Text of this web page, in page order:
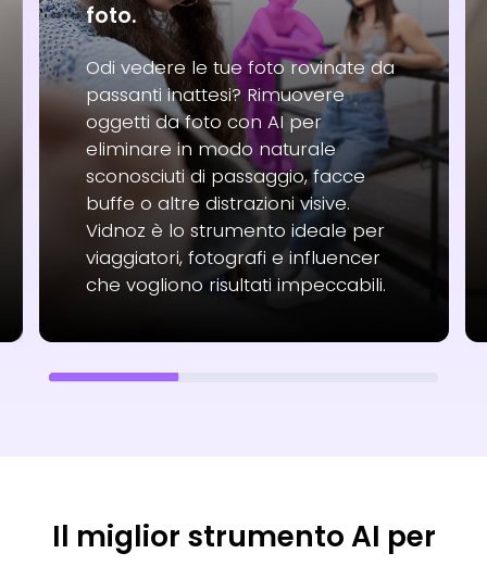
foto.
Odi vedere le tue foto rovinate da
passanti inattesi? Rimuovere
oggetti da foto con AI per
eliminare in modo naturale
sconosciuti di passaggio, facce
buffe o altre distrazioni visive.
Vidnoz è lo strumento ideale per
viaggiatori, fotografi e influencer
che vogliono risultati impeccabili.
Il miglior strumento AI per